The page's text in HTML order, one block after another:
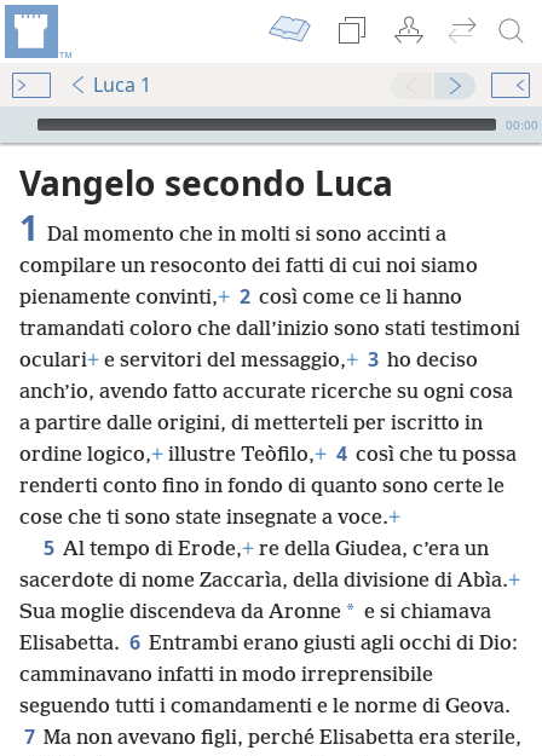
Luca 1
Audio Player
00:00
Vangelo secondo Luca
1 Dal momento che in molti si sono accinti a
compilare un resoconto dei fatti di cui noi siamo
pienamente convinti,+ 2 così come ce li hanno
tramandati coloro che dall’inizio sono stati testimoni
oculari+ e servitori del messaggio,+ 3 ho deciso
anch’io, avendo fatto accurate ricerche su ogni cosa
a partire dalle origini, di metterteli per iscritto in
ordine logico,+ illustre Teòfilo,+ 4 così che tu possa
renderti conto fino in fondo di quanto sono certe le
cose che ti sono state insegnate a voce.+
5 Al tempo di Erode,+ re della Giudea, c’era un
sacerdote di nome Zaccarìa, della divisione di Abìa.+
Sua moglie discendeva da Aronne * e si chiamava
Elisabetta. 6 Entrambi erano giusti agli occhi di Dio:
camminavano infatti in modo irreprensibile
seguendo tutti i comandamenti e le norme di Geova.
7 Ma non avevano figli, perché Elisabetta era sterile,